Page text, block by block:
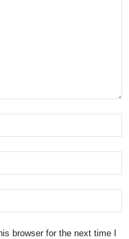
browser for the next time I